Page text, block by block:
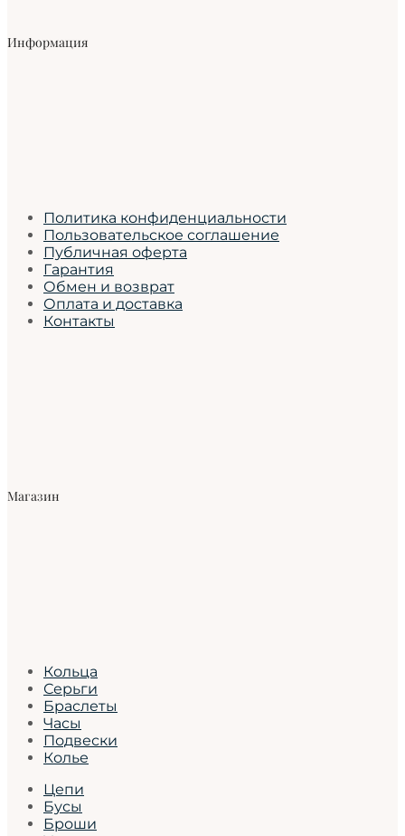
Информация
Политика конфиденциальности
Пользовательское соглашение
Публичная оферта
Гарантия
Обмен и возврат
Оплата и доставка
Контакты
Магазин
Кольца
Серьги
Браслеты
Часы
Подвески
Колье
Цепи
Бусы
Броши